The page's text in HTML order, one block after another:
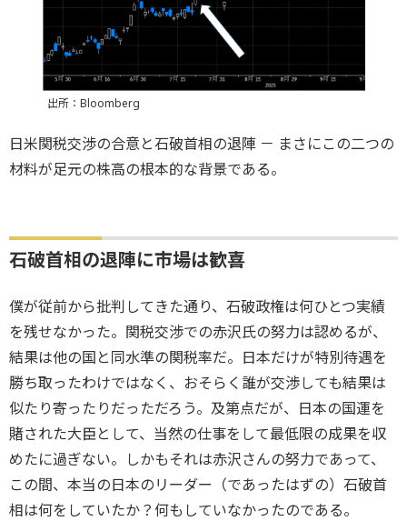
出所：Bloomberg
日米関税交渉の合意と石破首相の退陣 － まさにこの二つの
材料が足元の株高の根本的な背景である。
石破首相の退陣に市場は歓喜
僕が従前から批判してきた通り、石破政権は何ひとつ実績
を残せなかった。関税交渉での赤沢氏の努力は認めるが、
結果は他の国と同水準の関税率だ。日本だけが特別待遇を
勝ち取ったわけではなく、おそらく誰が交渉しても結果は
似たり寄ったりだっただろう。及第点だが、日本の国運を
賭された大臣として、当然の仕事をして最低限の成果を収
めたに過ぎない。しかもそれは赤沢さんの努力であって、
この間、本当の日本のリーダー（であったはずの）石破首
相は何をしていたか？何もしていなかったのである。